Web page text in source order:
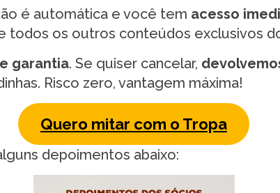
é automática e você tem acesso
todos os outros conteúdos exclusivos
garantia. Se quiser cancelar,
Risco zero, vantagem máxima!
Quero mitar com o Tropa
depoimentos abaixo: